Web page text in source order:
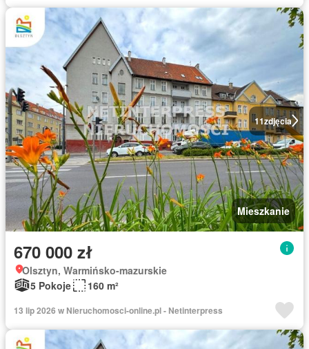
11zdjęcia
Mieszkanie
670 000 zł
Olsztyn, Warmińsko-mazurskie
5 Pokoje
160 m²
13 lip 2026 w Nieruchomosci-online.pl - Netinterpress